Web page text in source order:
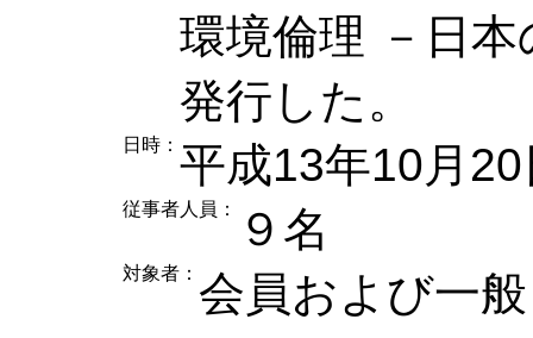
環境倫理 －日
発行した。
日時： 平成13年10月
従事者人員： ９名
対象者： 会員および一般